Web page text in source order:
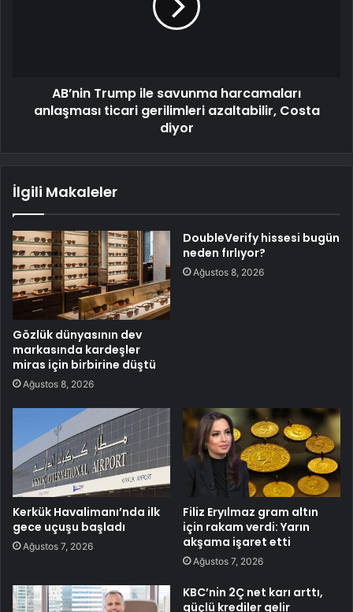
AB’nin Trump ile savunma harcamaları
anlaşması ticari gerilimleri azaltabilir, Costa
diyor
İlgili Makaleler
Gözlük dünyasının dev
markasında kardeşler
miras için birbirine düştü
Ağustos 8, 2026
DoubleVerify hissesi bugün
neden fırlıyor?
Ağustos 8, 2026
Kerkük Havalimanı’nda ilk
gece uçuşu başladı
Ağustos 7, 2026
Filiz Eryılmaz gram altın
için rakam verdi: Yarın
akşama işaret etti
Ağustos 7, 2026
KBC’nin 2Ç net karı arttı,
güçlü krediler gelir